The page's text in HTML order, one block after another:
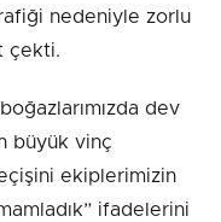
nedeniyle zorlu
çekti.
dev
büyük vinç
ekiplerimizin
ifadelerini